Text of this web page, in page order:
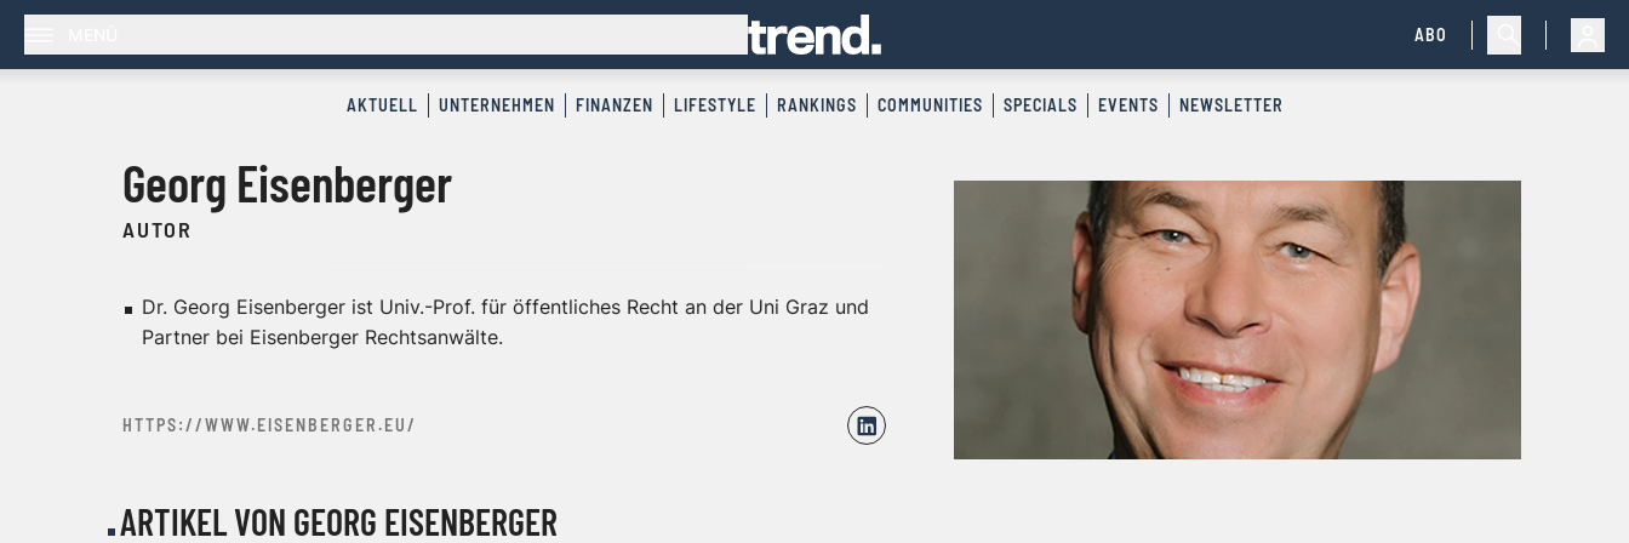
ABO
AKTUELL UNTERNEHMEN FINANZEN LIFESTYLE RANKINGS COMMUNITIES SPECIALS EVENTS NEWSLETTER
Georg Eisenberger
AUTOR
Dr. Georg Eisenberger ist Univ.-Prof. für öffentliches Recht an der Uni Graz und
Partner bei Eisenberger Rechtsanwälte.
HTTPS://WWW.EISENBERGER.EU/
ARTIKEL VON GEORG EISENBERGER